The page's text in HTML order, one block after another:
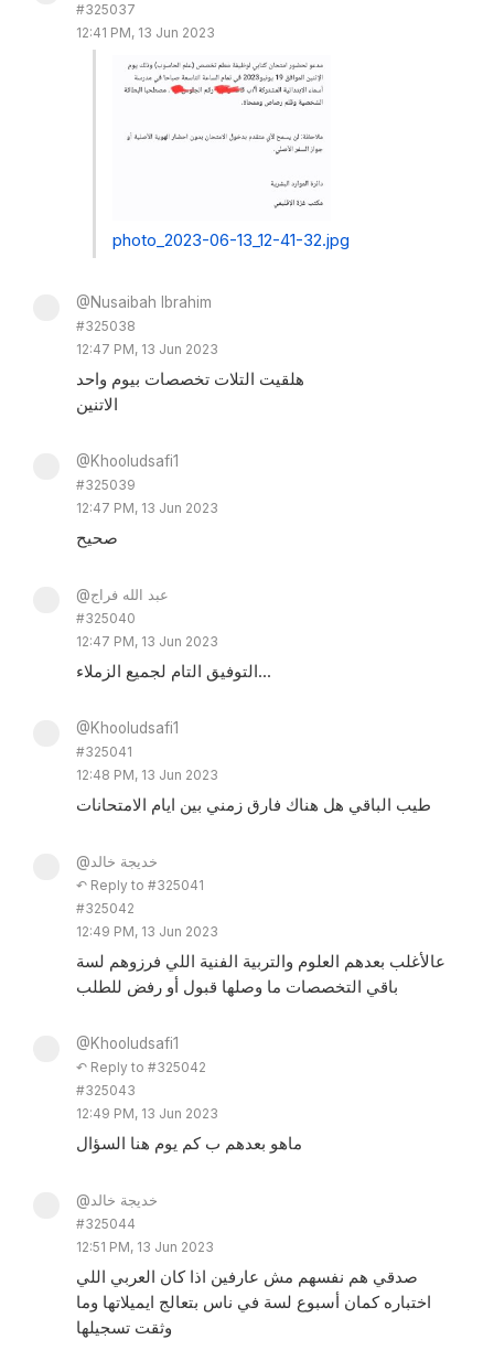
#325037
12:41 PM, 13 Jun 2023
photo_2023-06-13_12-41-32.jpg
@Nusaibah Ibrahim
#325038
12:47 PM, 13 Jun 2023
هلقيت التلات تخصصات بيوم واحد
الاتنين
@Khooludsafi1
#325039
12:47 PM, 13 Jun 2023
صحيح
@عبد الله فراج
#325040
12:47 PM, 13 Jun 2023
التوفيق التام لجميع الزملاء...
@Khooludsafi1
#325041
12:48 PM, 13 Jun 2023
طيب الباقي هل هناك فارق زمني بين ايام الامتحانات
@خديجة خالد
↶ Reply to #325041
#325042
12:49 PM, 13 Jun 2023
عالأغلب بعدهم العلوم والتربية الفنية اللي فرزوهم لسة
باقي التخصصات ما وصلها قبول أو رفض للطلب
@Khooludsafi1
↶ Reply to #325042
#325043
12:49 PM, 13 Jun 2023
ماهو بعدهم ب كم يوم هنا السؤال
@خديجة خالد
#325044
12:51 PM, 13 Jun 2023
صدقي هم نفسهم مش عارفين اذا كان العربي اللي
اختباره كمان أسبوع لسة في ناس بتعالج ايميلاتها وما
وثقت تسجيلها